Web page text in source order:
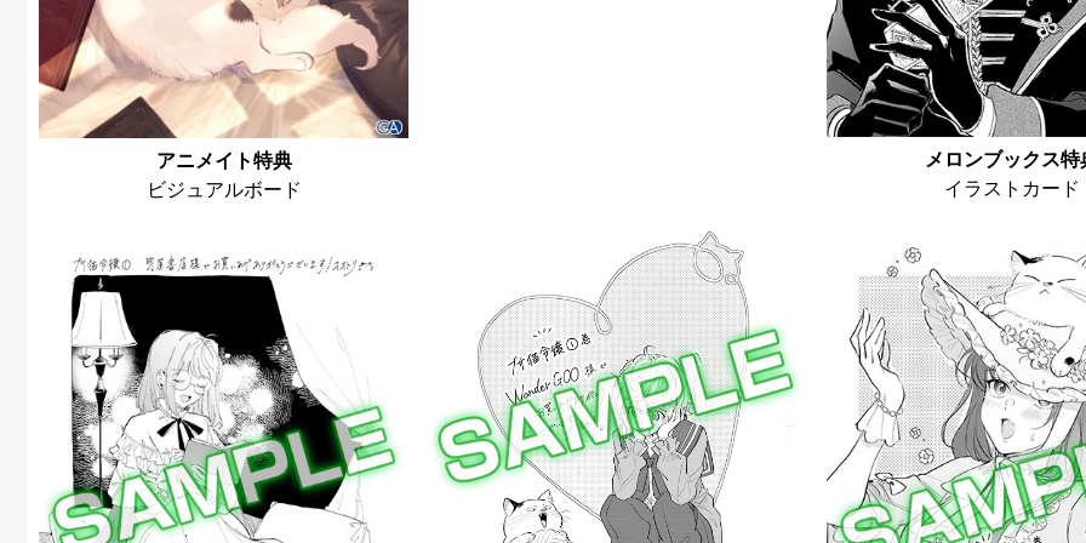
アニメイト特典
ビジュアルボード
メロンブックス特
イラストカード